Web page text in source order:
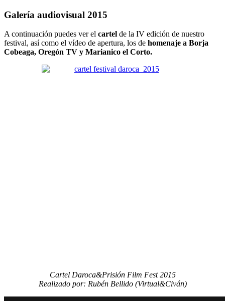
Galería audiovisual 2015
A continuación puedes ver el cartel de la IV edición de nuestro
festival, así como el vídeo de apertura, los de homenaje a Borja
Cobeaga, Oregón TV y Marianico el Corto.
Cartel Daroca&Prisión Film Fest 2015
Realizado por: Rubén Bellido (Virtual&Civán)